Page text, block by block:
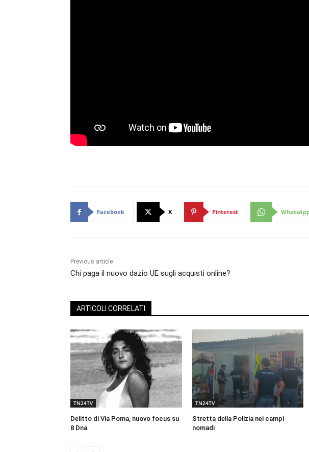
Facebook X Pinterest
Previous article
Chi paga il nuovo dazio UE sugli acquisti online?
ARTICOLI CORRELATI
TN24TV
Delitto di Via Poma, nuovo focus su
8 Dna
TN24TV
Stretta della Polizia nei campi
nomadi